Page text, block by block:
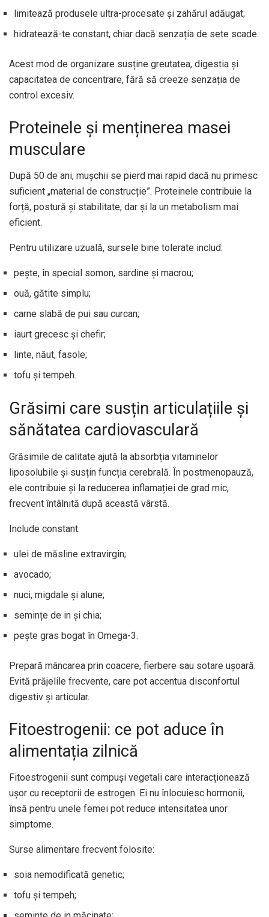
limitează produsele ultra-procesate și zahărul adăugat;
hidratează-te constant, chiar dacă senzația de sete scade.
Acest mod de organizare susține greutatea, digestia și
capacitatea de concentrare, fără să creeze senzația de
control excesiv.
Proteinele și menținerea masei
musculare
După 50 de ani, mușchii se pierd mai rapid dacă nu primesc
suficient „material de construcție”. Proteinele contribuie la
forță, postură și stabilitate, dar și la un metabolism mai
eficient.
Pentru utilizare uzuală, sursele bine tolerate includ:
pește, în special somon, sardine și macrou;
ouă, gătite simplu;
carne slabă de pui sau curcan;
iaurt grecesc și chefir;
linte, năut, fasole;
tofu și tempeh.
Grăsimi care susțin articulațiile și
sănătatea cardiovasculară
Grăsimile de calitate ajută la absorbția vitaminelor
liposolubile și susțin funcția cerebrală. În postmenopauză,
ele contribuie și la reducerea inflamației de grad mic,
frecvent întâlnită după această vârstă.
Include constant:
ulei de măsline extravirgin;
avocado;
nuci, migdale și alune;
semințe de in și chia;
pește gras bogat în Omega-3.
Prepară mâncarea prin coacere, fierbere sau sotare ușoară.
Evită prăjelile frecvente, care pot accentua disconfortul
digestiv și articular.
Fitoestrogenii: ce pot aduce în
alimentația zilnică
Fitoestrogenii sunt compuși vegetali care interacționează
ușor cu receptorii de estrogen. Ei nu înlocuiesc hormonii,
însă pentru unele femei pot reduce intensitatea unor
simptome.
Surse alimentare frecvent folosite:
soia nemodificată genetic;
tofu și tempeh;